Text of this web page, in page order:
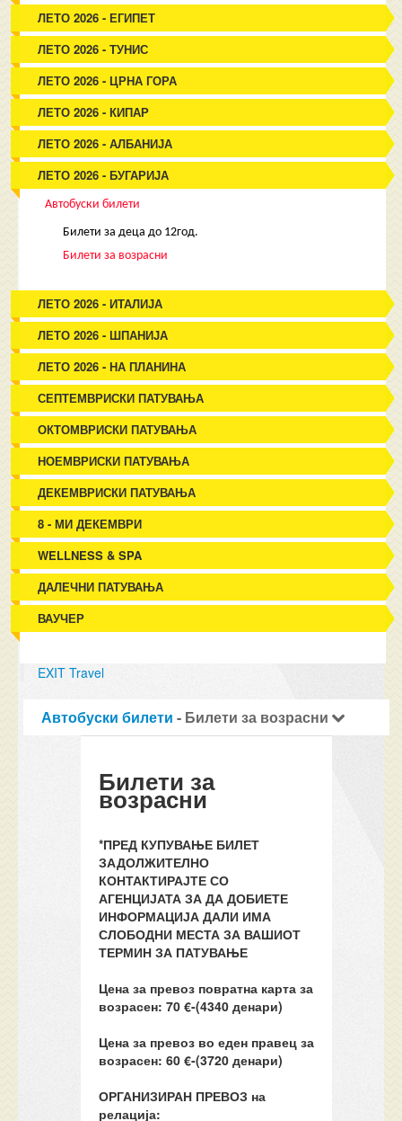
ЛЕТО 2026 - ЕГИПЕТ
ЛЕТО 2026 - ТУНИС
ЛЕТО 2026 - ЦРНА ГОРА
ЛЕТО 2026 - КИПАР
ЛЕТО 2026 - АЛБАНИЈА
ЛЕТО 2026 - БУГАРИЈА
Автобуски билети
Билети за деца до 12год.
Билети за возрасни
ЛЕТО 2026 - ИТАЛИЈА
ЛЕТО 2026 - ШПАНИЈА
ЛЕТО 2026 - НА ПЛАНИНА
СЕПТЕМВРИСКИ ПАТУВАЊА
ОКТОМВРИСКИ ПАТУВАЊА
НОЕМВРИСКИ ПАТУВАЊА
ДЕКЕМВРИСКИ ПАТУВАЊА
8 - МИ ДЕКЕМВРИ
WELLNESS & SPA
ДАЛЕЧНИ ПАТУВАЊА
ВАУЧЕР
EXIT Travel
Автобуски билети - Билети за возрасни
Билети за
возрасни
*ПРЕД КУПУВАЊЕ БИЛЕТ
ЗАДОЛЖИТЕЛНО
КОНТАКТИРАЈТЕ СО
АГЕНЦИЈАТА ЗА ДА ДОБИЕТЕ
ИНФОРМАЦИЈА ДАЛИ ИМА
СЛОБОДНИ МЕСТА ЗА ВАШИОТ
ТЕРМИН ЗА ПАТУВАЊЕ
Цена за превоз повратна карта за
возрасен: 70 €-(4340 денари)
Цена за превоз во еден правец за
возрасен: 60 €-(3720денари)
ОРГАНИЗИРАН ПРЕВОЗ на
релација: